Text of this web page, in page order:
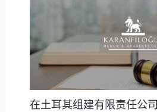
在土耳其组建有限责任公